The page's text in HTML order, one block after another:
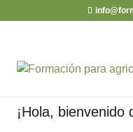
¡Hola, bienvenido